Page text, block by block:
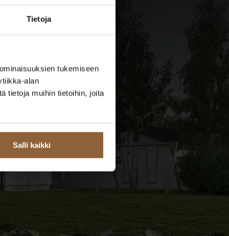
Tietoja
tukemiseen
alan
tietoja muihin tietoihin, joita
Salli kaikki